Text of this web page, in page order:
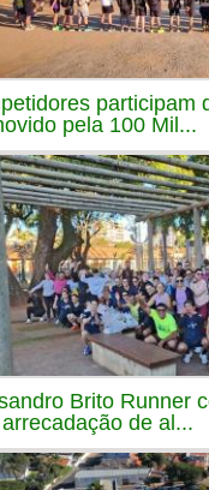
participam
pela 100 Mil...
Brito Runner
de al...